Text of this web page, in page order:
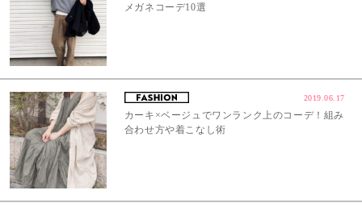
メガネコーデ10選
2019.06.17
カーキ×ベージュでワンランク上のコーデ！組み
合わせ方や着こなし術